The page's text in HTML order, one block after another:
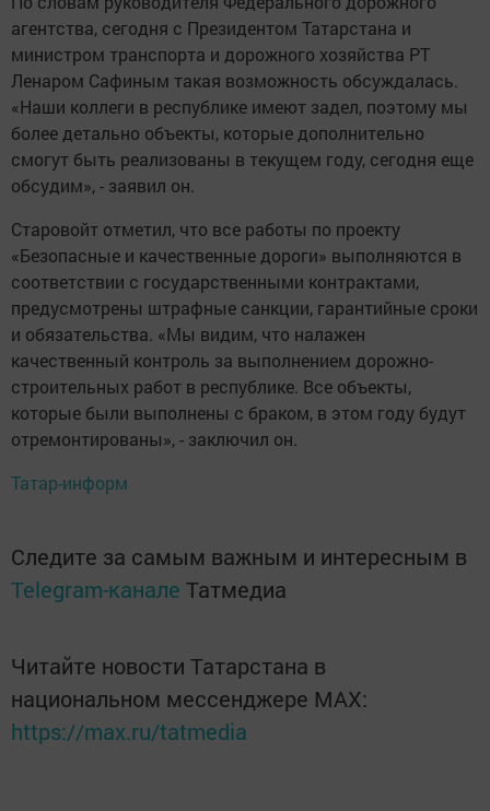
агентства, сегодня с Президентом Татарстана и
министром транспорта и дорожного хозяйства РТ
Ленаром Сафиным такая возможность обсуждалась.
«Наши коллеги в республике имеют задел, поэтому мы
более детально объекты, которые дополнительно
смогут быть реализованы в текущем году, сегодня еще
обсудим», - заявил он.
Старовойт отметил, что все работы по проекту
«Безопасные и качественные дороги» выполняются в
соответствии с государственными контрактами,
предусмотрены штрафные санкции, гарантийные сроки
и обязательства. «Мы видим, что налажен
качественный контроль за выполнением дорожно-
строительных работ в республике. Все объекты,
которые были выполнены с браком, в этом году будут
отремонтированы», - заключил он.
Татар-информ
Следите за самым важным и интересным в
Telegram-канале Татмедиа
Читайте новости Татарстана в
национальном мессенджере MАХ:
https://max.ru/tatmedia